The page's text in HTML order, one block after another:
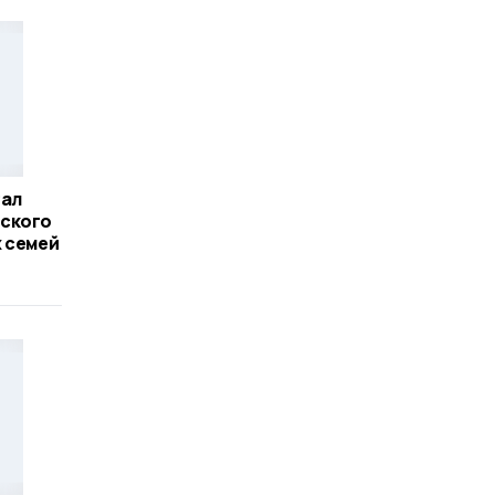
семей